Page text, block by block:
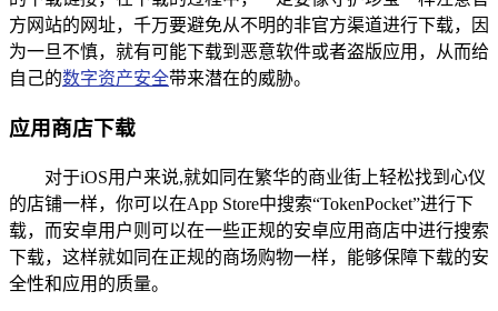
方网站的网址，千万要避免从不明的非官方渠道进行下载，因
为一旦不慎，就有可能下载到恶意软件或者盗版应用，从而给
自己的数字资产安全带来潜在的威胁。
应用商店下载
对于iOS用户来说,就如同在繁华的商业街上轻松找到心仪
的店铺一样，你可以在App Store中搜索“TokenPocket”进行下
载，而安卓用户则可以在一些正规的安卓应用商店中进行搜索
下载，这样就如同在正规的商场购物一样，能够保障下载的安
全性和应用的质量。